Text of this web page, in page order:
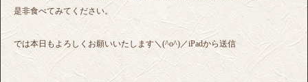
是非食べてみてください。
では本日もよろしくお願いいたします＼(^o^)／iPadから送信